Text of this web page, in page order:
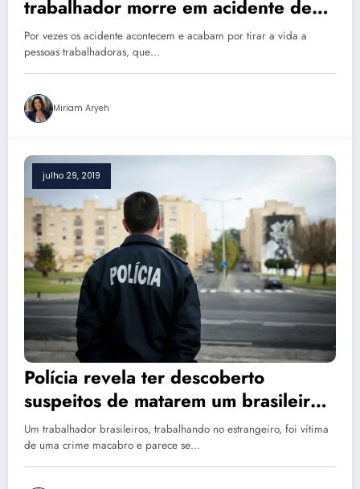
trabalhador morre em acidente de
trabalho em Portugal
Por vezes os acidente acontecem e acabam por tirar a vida a
pessoas trabalhadoras, que…
Miriam Aryeh
julho 29, 2019
Polícia revela ter descoberto
suspeitos de matarem um brasileiro
trabalhador no estrangeiro
Um trabalhador brasileiros, trabalhando no estrangeiro, foi vítima
de uma crime macabro e parece se…